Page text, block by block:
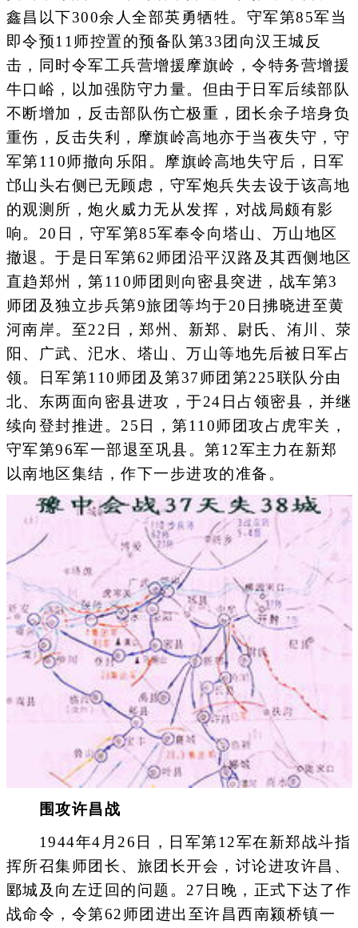
鑫昌以下300余人全部英勇牺牲。守军第85军当
即令预11师控置的预备队第33团向汉王城反
击，同时令军工兵营增援摩旗岭，令特务营增援
牛口峪，以加强防守力量。但由于日军后续部队
不断增加，反击部队伤亡极重，团长余子培身负
重伤，反击失利，摩旗岭高地亦于当夜失守，守
军第110师撤向乐阳。摩旗岭高地失守后，日军
邙山头右侧已无顾虑，守军炮兵失去设于该高地
的观测所，炮火威力无从发挥，对战局颇有影
响。20日，守军第85军奉令向塔山、万山地区
撤退。于是日军第62师团沿平汉路及其西侧地区
直趋郑州，第110师团则向密县突进，战车第3
师团及独立步兵第9旅团等均于20日拂晓进至黄
河南岸。至22日，郑州、新郑、尉氏、洧川、荥
阳、广武、汜水、塔山、万山等地先后被日军占
领。日军第110师团及第37师团第225联队分由
北、东两面向密县进攻，于24日占领密县，并继
续向登封推进。25日，第110师团攻占虎牢关，
守军第96军一部退至巩县。第12军主力在新郑
以南地区集结，作下一步进攻的准备。
围攻许昌战
1944年4月26日，日军第12军在新郑战斗指
挥所召集师团长、旅团长开会，讨论进攻许昌、
郾城及向左迂回的问题。27日晚，正式下达了作
战命令，令第62师团进出至许昌西南颍桥镇一